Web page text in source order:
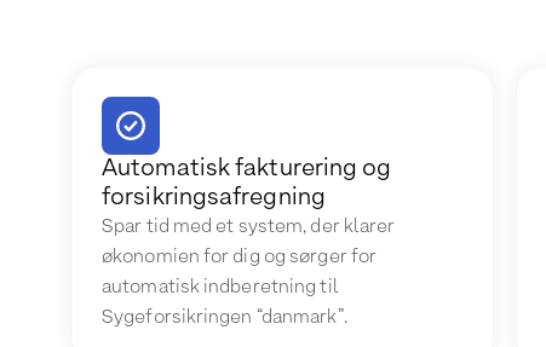
Automatisk fakturering og
forsikringsafregning
Spar tid med et system, der klarer
økonomien for dig og sørger for
automatisk indberetning til
Sygeforsikringen “danmark”.